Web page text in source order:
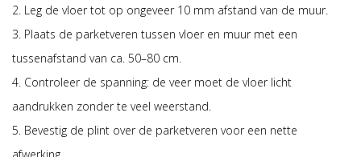
2. Leg de vloer tot op ongeveer 10 mm afstand van de muur.
3. Plaats de parketveren tussen vloer en muur met een
tussenafstand van ca. 50–80 cm.
4. Controleer de spanning: de veer moet de vloer licht
aandrukken zonder te veel weerstand.
5. Bevestig de plint over de parketveren voor een nette